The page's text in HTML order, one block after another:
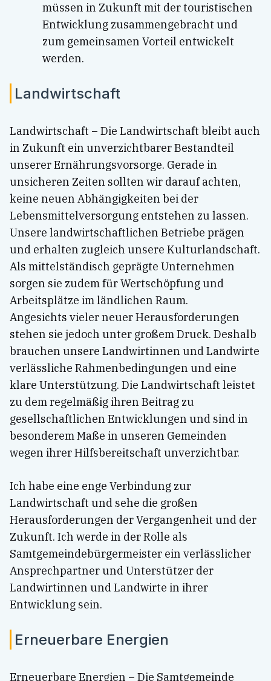
müssen in Zukunft mit der touristischen
Entwicklung zusammengebracht und
zum gemeinsamen Vorteil entwickelt
werden.
Landwirtschaft
Landwirtschaft – Die Landwirtschaft bleibt auch
in Zukunft ein unverzichtbarer Bestandteil
unserer Ernährungsvorsorge. Gerade in
unsicheren Zeiten sollten wir darauf achten,
keine neuen Abhängigkeiten bei der
Lebensmittelversorgung entstehen zu lassen.
Unsere landwirtschaftlichen Betriebe prägen
und erhalten zugleich unsere Kulturlandschaft.
Als mittelständisch geprägte Unternehmen
sorgen sie zudem für Wertschöpfung und
Arbeitsplätze im ländlichen Raum.
Angesichts vieler neuer Herausforderungen
stehen sie jedoch unter großem Druck. Deshalb
brauchen unsere Landwirtinnen und Landwirte
verlässliche Rahmenbedingungen und eine
klare Unterstützung. Die Landwirtschaft leistet
zu dem regelmäßig ihren Beitrag zu
gesellschaftlichen Entwicklungen und sind in
besonderem Maße in unseren Gemeinden
wegen ihrer Hilfsbereitschaft unverzichtbar.
Ich habe eine enge Verbindung zur
Landwirtschaft und sehe die großen
Herausforderungen der Vergangenheit und der
Zukunft. Ich werde in der Rolle als
Samtgemeindebürgermeister ein verlässlicher
Ansprechpartner und Unterstützer der
Landwirtinnen und Landwirte in ihrer
Entwicklung sein.
Erneuerbare Energien
Erneuerbare Energien – Die Samtgemeinde